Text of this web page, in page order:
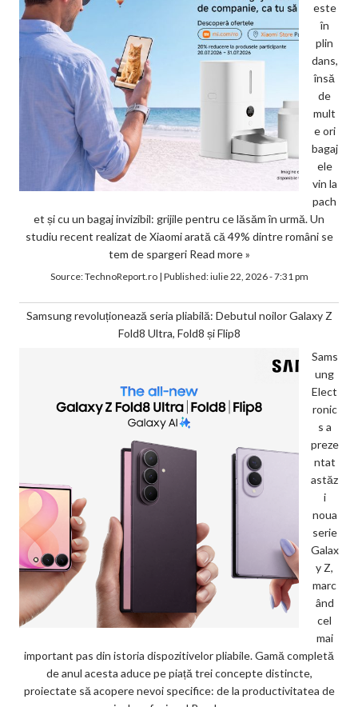
este
în
plin
dans,
însă
de
mult
e ori
bagaj
ele
vin la
pach
et și cu un bagaj invizibil: grijile pentru ce lăsăm în urmă. Un
studiu recent realizat de Xiaomi arată că 49% dintre români se
tem de spargeri Read more »
Source:TechnoReport.ro| Published:iulie 22, 2026 - 7:31 pm
Samsung revoluționează seria pliabilă: Debutul noilor Galaxy Z
Fold8 Ultra, Fold8 și Flip8
Sams
ung
Elect
ronic
s a
preze
ntat
astăz
i
noua
serie
Galax
y Z,
marc
ând
cel
mai
important pas din istoria dispozitivelor pliabile. Gamă completă
de anul acesta aduce pe piață trei concepte distincte,
proiectate să acopere nevoi specifice: de la productivitatea de